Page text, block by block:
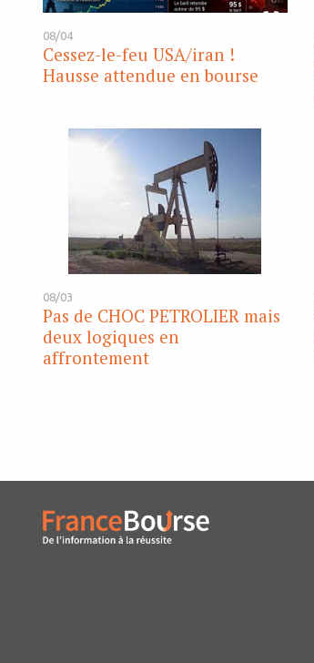
08/04
Cessez-le-feu USA/iran !
Hausse attendue en bourse
08/03
Pas de CHOC PETROLIER mais
deux logiques en
affrontement